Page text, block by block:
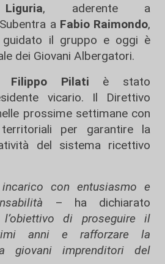
, aderente a
a Fabio Raimondo,
il gruppo e oggi è
dei Giovani Albergatori.
Filippo Pilati è stato
vicario. Il Direttivo
prossime settimane con
per garantire la
del sistema ricettivo
con entusiasmo e
– ha dichiarato
di proseguire il
anni e rafforzare la
giovani imprenditori del